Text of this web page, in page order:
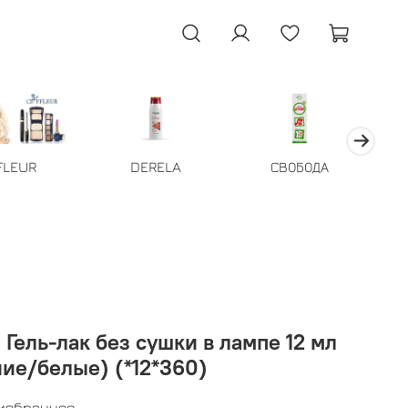
DERELA СВОБОДА
Гель-лак без сушки в лампе 12 мл
белые) (*12*360)